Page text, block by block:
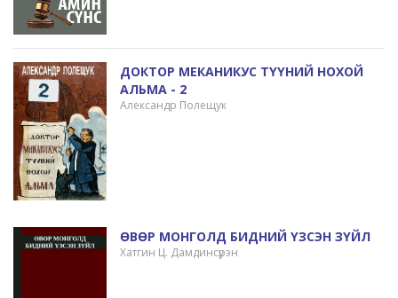
ДОКТОР МЕКАНИКУС ТҮҮНИЙ НОХОЙ
АЛЬМА - 2
Александр Полещук
ӨВӨР МОНГОЛД БИДНИЙ ҮЗСЭН ЗҮЙЛ
Хатгин Ц. Дамдинсүрэн